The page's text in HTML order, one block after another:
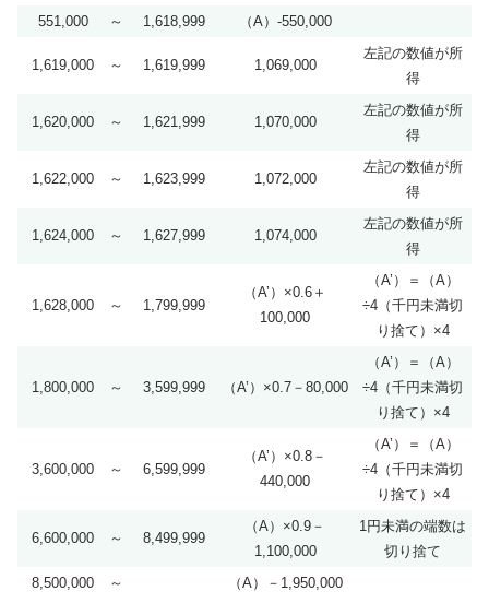
551,000
～ 1,618,999 （A）-550,000
1,619,000 ～ 1,619,999 1,069,000
左記の数値が所
得
1,620,000 ～ 1,621,999 1,070,000
左記の数値が所
得
1,622,000 ～ 1,623,999 1,072,000
左記の数値が所
得
1,624,000 ～ 1,627,999 1,074,000
左記の数値が所
得
1,628,000 ～ 1,799,999
（A’）×0.6＋
100,000
（A’）＝（A）
÷4（千円未満切
り捨て）×4
1,800,000 ～ 3,599,999 （A’）×0.7－80,000
（A’）＝（A）
÷4（千円未満切
り捨て）×4
3,600,000 ～ 6,599,999
（A’）×0.8－
440,000
（A’）＝（A）
÷4（千円未満切
り捨て）×4
6,600,000 ～ 8,499,999
（A）×0.9－
1,100,000
1円未満の端数は
切り捨て
8,500,000
～ （A）－1,950,000